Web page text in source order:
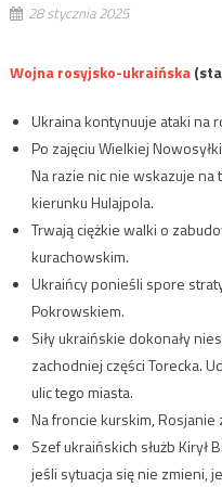
28 stycznia 2025
Wojna rosyjsko-ukraińska
Ukraina kontynuuje ataki na
Po zajęciu Wielkiej
Na razie nic nie wskazuje na
kierunku Hulajpola.
Trwają ciężkie walki o
kurachowskim.
Ukraińcy ponieśli spore
Pokrowskiem.
Siły ukraińskie dokonały
zachodniej części Torecka.
ulic tego miasta.
Na froncie kurskim,
Szef ukraińskich służb Kirył
jeśli sytuacja się nie zmieni,